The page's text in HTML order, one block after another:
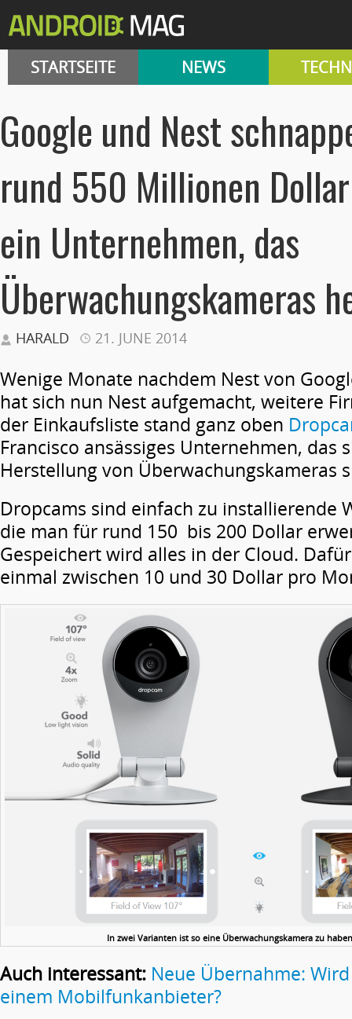
STARTSEITE NEWS
Google und Nest
rund 550 Millionen
ein Unternehmen, das
Überwachungskameras
HARALD 21. JUNE 2014
Wenige Monate nachdem Nest von
hat sich nun Nest aufgemacht, weitere
der Einkaufsliste stand ganz oben
Francisco ansässiges Unternehmen, das
Herstellung von Überwachungskameras
Dropcams sind einfach zu installierende
die man für rund 150 bis 200 Dollar
Gespeichert wird alles in der Cloud.
einmal zwischen 10 und 30 Dollar pro
In zwei Varianten ist so eine Überwachungskamera zu
Auch interessant: Neue Übernahme:
einem Mobilfunkanbieter?